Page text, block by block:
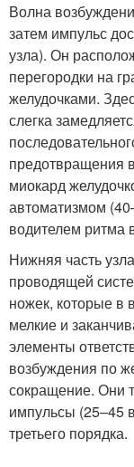
Волна
затем импульс
узла). Он
перегородки на
желудочками.
слегка
предотвращения
миокард
автоматизмом
водителем ритма
Нижняя часть
проводящей
ножек, которые в
мелкие и
элементы
возбуждения по
сокращение. Они
импульсы (25–45
третьего порядка.